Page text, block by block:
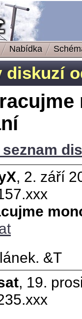
Nabídka
diskuzí
seznam
, 2. září
&T
, 19.